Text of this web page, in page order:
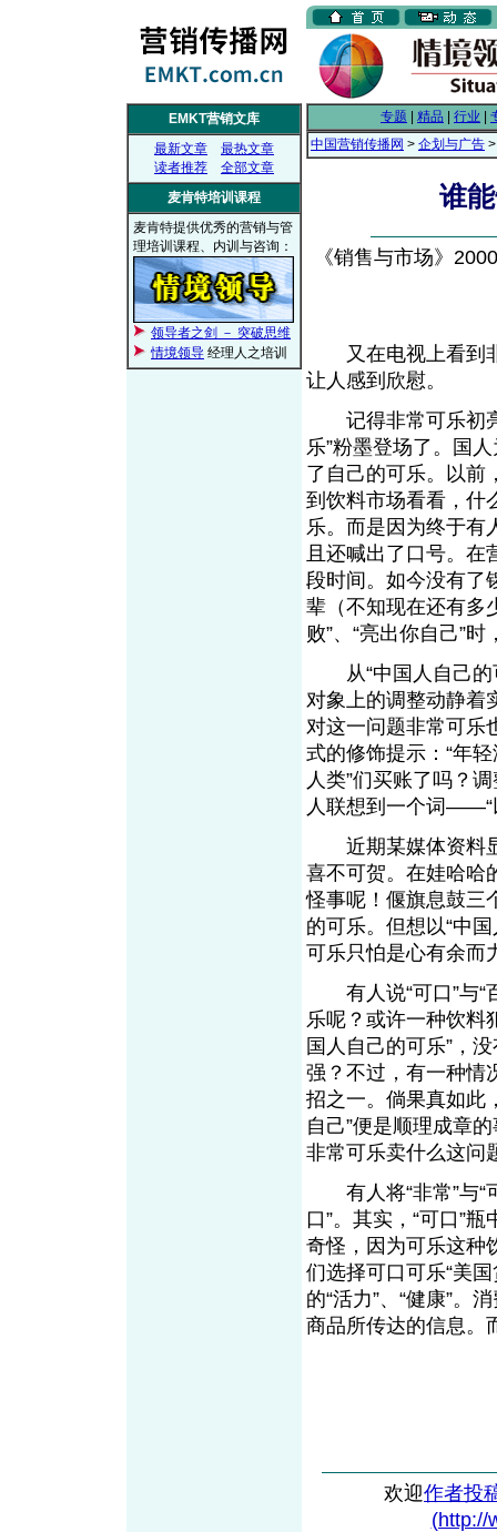
EMKT营销文库
最新文章
最热文章
读者推荐
全部文章
麦肯特培训课程
麦肯特提供优秀的营销与管
理培训课程、内训与咨询：
领导者之剑 － 突破思维
情境领导 经理人之培训
专题 精品 行业
中国营销传播网 > 企划与广告
谁
《销售与市场》
又在电视上看到非
让人感到欣慰。
记得非常可乐初亮
乐”粉墨登场了。国
了自己的可乐。以前
到饮料市场看看，什
乐。而是因为终于有
且还喊出了口号。
段时间。如今没有
辈（不知现在还有多
败”、“亮出你自己”
从“中国人自己的
对象上的调整动静着
对这一问题非常可乐
式的修饰提示：“年
人类”们买账了吗？
人联想到一个词——“
近期某媒体资料显
喜不可贺。在娃哈哈
怪事呢！偃旗息鼓三
的可乐。但想以“中
可乐只怕是心有余而
有人说“可口”与“百
乐呢？或许一种饮料
国人自己的可乐”，
强？不过，有一种情
招之一。倘果真如此
自己”便是顺理成章
非常可乐卖什么这问
有人将“非常”与“
口”。其实，“可口”
奇怪，因为可乐这种
们选择可口可乐“美
的“活力”、“健康”。
商品所传达的信息。
欢迎作者投
(http://